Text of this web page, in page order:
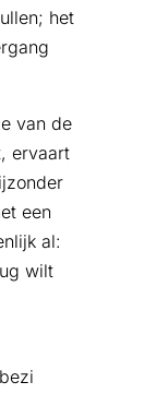
het
van de
ervaart
een
al:
wilt